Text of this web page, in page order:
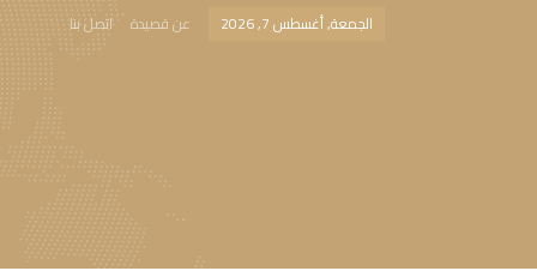
الجمعة, أغسطس 7, 2026 عن قصيدة اتصل بنا